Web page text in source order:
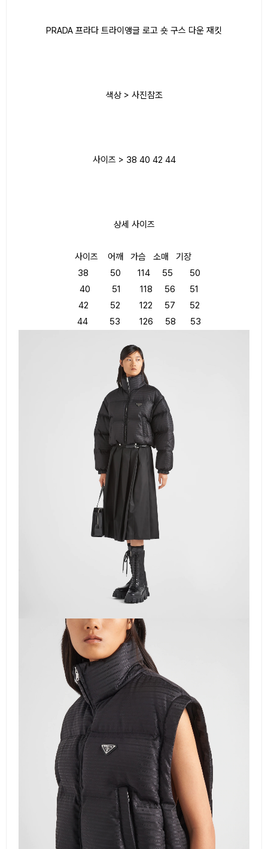
PRADA 프라다 트라이앵글 로고 숏 구스 다운 재킷
색상 > 사진참조
사이즈 > 38 40 42 44
상세 사이즈
사이즈 어깨 가슴 소매 기장
38 50 114 55 50
40 51 118 56 51
42 52 122 57 52
44 53 126 58 53